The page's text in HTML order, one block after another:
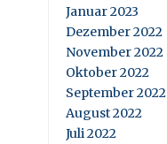
Januar 2023
Dezember 2022
November 2022
Oktober 2022
September 2022
August 2022
Juli 2022